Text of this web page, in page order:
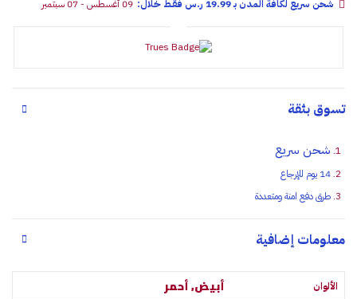
شحن سريع لكافة المدن بـ 19.99 ر.س فقـط خلال: 09 أغسطس - 07 سبتمبر
تسوق بثقة
شحن سريع
14 يوم للإرجاع
طرق دفع امنة ومتعددة
معلومات إضافية
الألوان أبيض, أحمر